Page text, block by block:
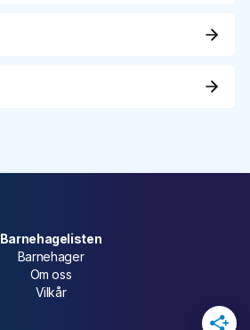
Barnehagelisten
Barnehager
Om oss
Vilkår